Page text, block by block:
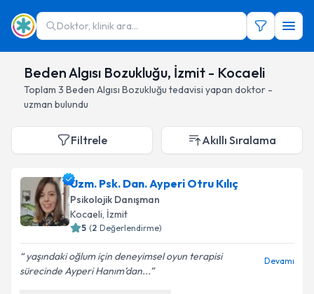
Doktor, klinik ara...
Beden Algısı Bozukluğu, İzmit - Kocaeli
Toplam 3 Beden Algısı Bozukluğu tedavisi yapan doktor -
uzman bulundu
Filtrele Akıllı Sıralama
Uzm. Psk. Dan. Ayperi Otru Kılıç
Psikolojik Danışman
Kocaeli, İzmit
5 (2 Değerlendirme)
yaşındaki oğlum için deneyimsel oyun terapisi
sürecinde Ayperi Hanım’dan...
Devamı